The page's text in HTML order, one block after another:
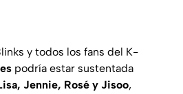
y todos los fans del K-
podría estar sustentada
Jennie, Rosé y Jisoo,